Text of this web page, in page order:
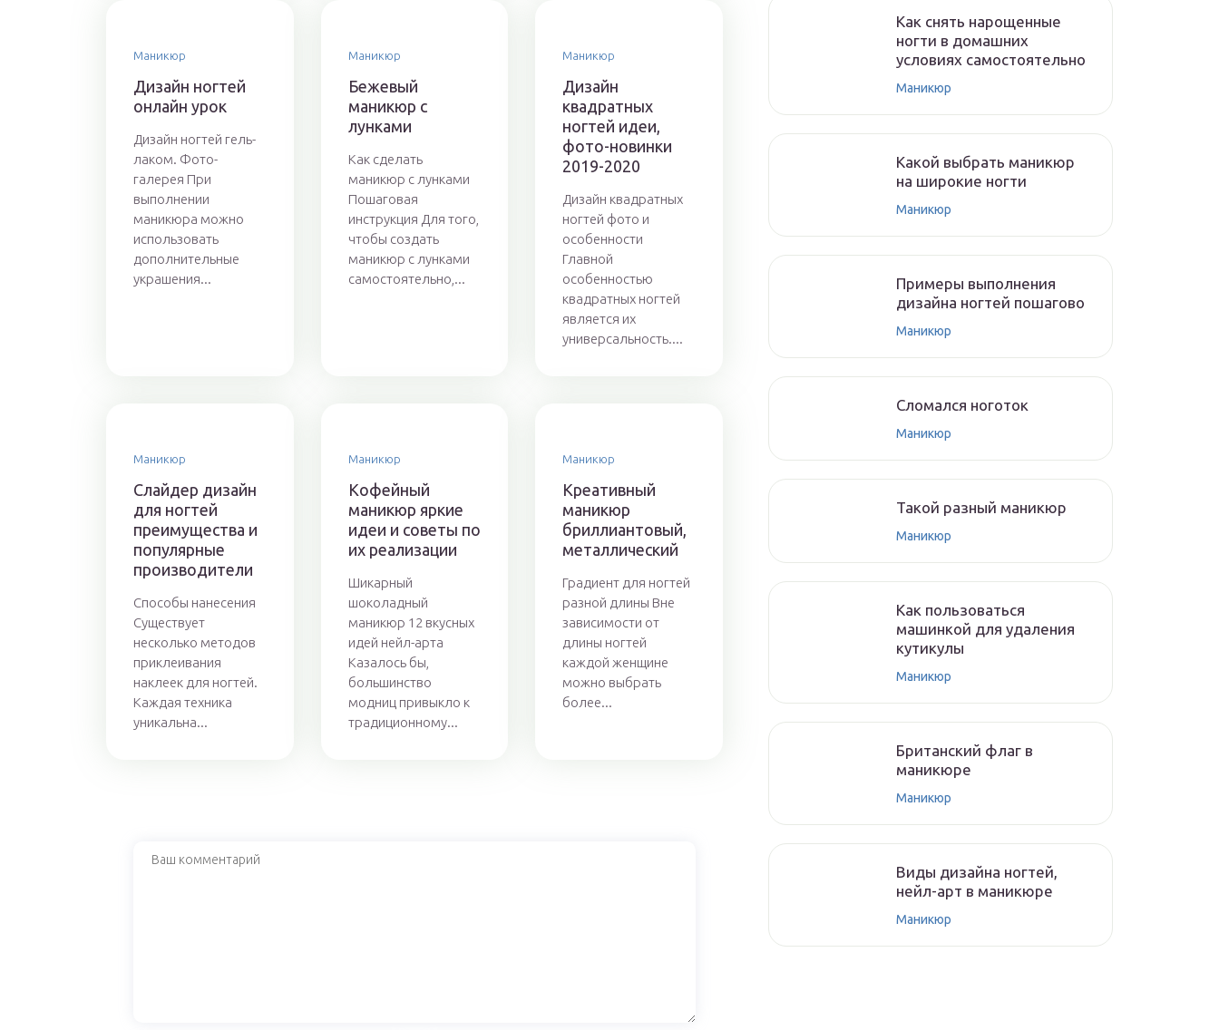
Маникюр
Дизайн ногтей
онлайн урок
Дизайн ногтей гель-
лаком. Фото-
галерея При
выполнении
маникюра можно
использовать
дополнительные
украшения...
Маникюр
Бежевый
маникюр с
лунками
Как сделать
маникюр с лунками
Пошаговая
инструкция Для того,
чтобы создать
маникюр с лунками
самостоятельно,...
Маникюр
Дизайн
квадратных
ногтей идеи,
фото-новинки
2019-2020
Дизайн квадратных
ногтей фото и
особенности
Главной
особенностью
квадратных ногтей
является их
универсальность....
Маникюр
Слайдер дизайн
для ногтей
преимущества и
популярные
производители
Способы нанесения
Существует
несколько методов
приклеивания
наклеек для ногтей.
Каждая техника
уникальна...
Маникюр
Кофейный
маникюр яркие
идеи и советы по
их реализации
Шикарный
шоколадный
маникюр 12 вкусных
идей нейл-арта
Казалось бы,
большинство
модниц привыкло к
традиционному...
Маникюр
Креативный
маникюр
бриллиантовый,
металлический
Градиент для ногтей
разной длины Вне
зависимости от
длины ногтей
каждой женщине
можно выбрать
более...
Как снять нарощенные
ногти в домашних
условиях самостоятельно
Маникюр
Какой выбрать маникюр
на широкие ногти
Маникюр
Примеры выполнения
дизайна ногтей пошагово
Маникюр
Сломался ноготок
Маникюр
Такой разный маникюр
Маникюр
Как пользоваться
машинкой для удаления
кутикулы
Маникюр
Британский флаг в
маникюре
Маникюр
Виды дизайна ногтей,
нейл-арт в маникюре
Маникюр